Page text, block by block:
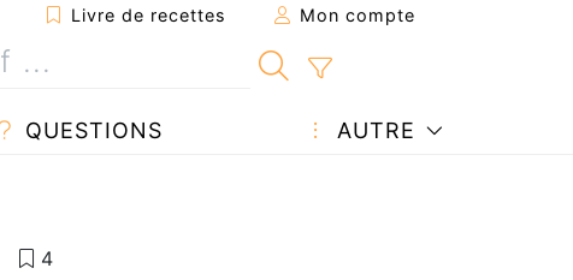
Livre de recettes Mon compte
QUESTIONS AUTRE